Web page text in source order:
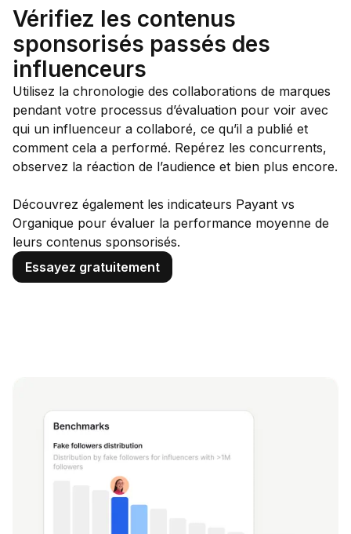
Vérifiez les contenus
sponsorisés passés des
influenceurs
Utilisez la chronologie des collaborations de marques
pendant votre processus d’évaluation pour voir avec
qui un influenceur a collaboré, ce qu’il a publié et
comment cela a performé. Repérez les concurrents,
observez la réaction de l’audience et bien plus encore.
Découvrez également les indicateurs Payant vs
Organique pour évaluer la performance moyenne de
leurs contenus sponsorisés.
Essayez gratuitement